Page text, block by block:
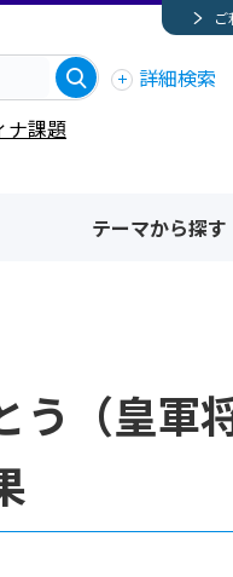
詳細検索
ナ課題
テーマから探す
う（皇軍